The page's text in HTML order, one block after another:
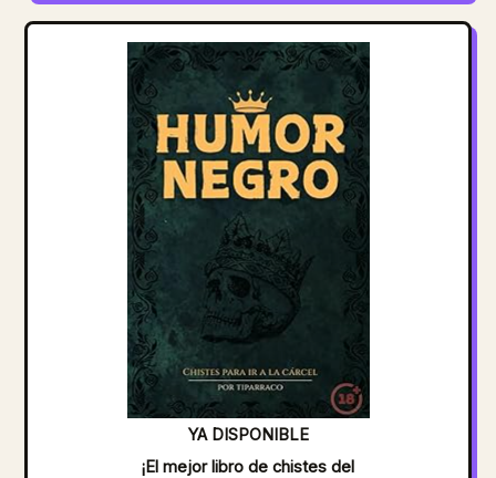
YA DISPONIBLE
¡El mejor libro de chistes del